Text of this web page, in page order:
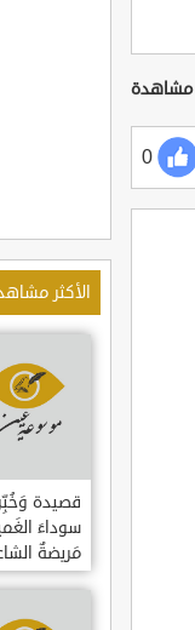
0
الأكثر
قصيدة
سوداءَ
مَريضةٌ
العوام بن